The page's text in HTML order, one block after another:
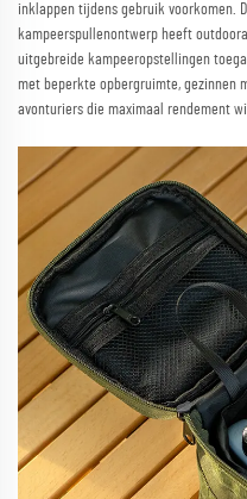
inklappen tijdens gebruik voorkomen.
kampeerspullenontwerp heeft
uitgebreide kampeeropstellingen
met beperkte opbergruimte, gezinnen
avonturiers die maximaal rendement